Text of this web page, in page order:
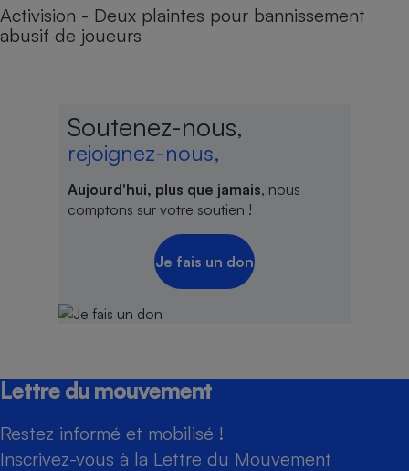
Activision - Deux plaintes pour bannissement
abusif de joueurs
Soutenez-nous,
rejoignez-nous,
Aujourd'hui, plus que jamais, nous
comptons sur votre soutien !
Je fais un don
Lettre du mouvement
Restez informé et mobilisé !
Inscrivez-vous à la Lettre du Mouvement